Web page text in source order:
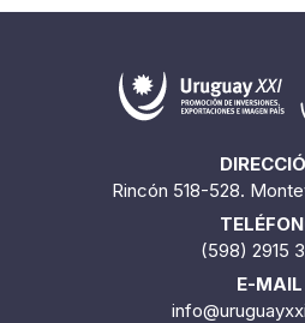
Rincón 518-528.
(598) 2915
E-MAIL